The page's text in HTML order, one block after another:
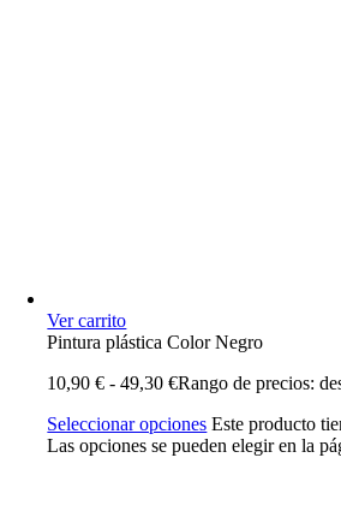
Ver carrito
Pintura plástica Color Negro
10,90€ - 49,30€Rango de precios:
Seleccionar opciones Este producto
Las opciones se pueden elegir en la